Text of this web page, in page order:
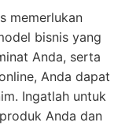
memerlukan
bisnis yang
Anda, serta
Anda dapat
Ingatlah untuk
Anda dan